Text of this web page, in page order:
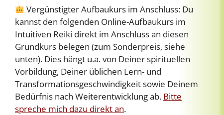
Vergünstigter Aufbaukurs im Anschluss: Du
kannst den folgenden Online-Aufbaukurs im
Intuitiven Reiki direkt im Anschluss an diesen
Grundkurs belegen (zum Sonderpreis, siehe
unten). Dies hängt u.a. von Deiner spirituellen
Vorbildung, Deiner üblichen Lern- und
Transformationsgeschwindigkeit sowie Deinem
Bedürfnis nach Weiterentwicklung ab. Bitte
spreche mich dazu direkt an.